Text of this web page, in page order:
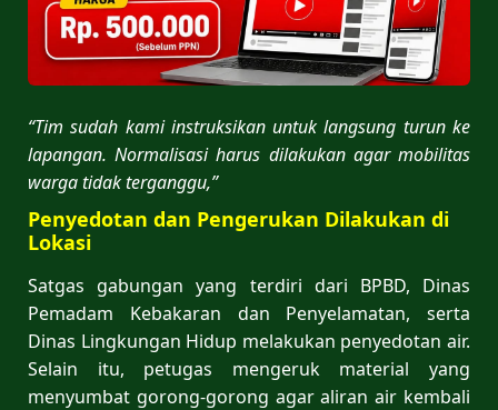
“Tim sudah kami instruksikan untuk langsung turun ke
lapangan. Normalisasi harus dilakukan agar mobilitas
warga tidak terganggu,”
Penyedotan dan Pengerukan Dilakukan di
Lokasi
Satgas gabungan yang terdiri dari BPBD, Dinas
Pemadam Kebakaran dan Penyelamatan, serta
Dinas Lingkungan Hidup melakukan penyedotan air.
Selain itu, petugas mengeruk material yang
menyumbat gorong-gorong agar aliran air kembali